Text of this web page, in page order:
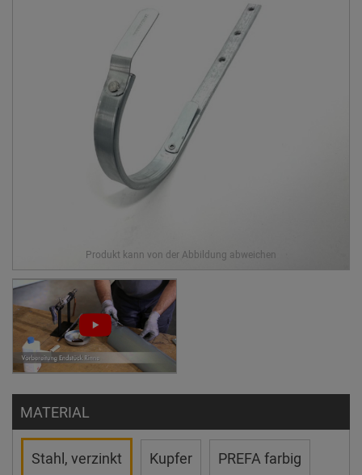
MATERIAL
Stahl, verzinkt Kupfer PREFA farbig